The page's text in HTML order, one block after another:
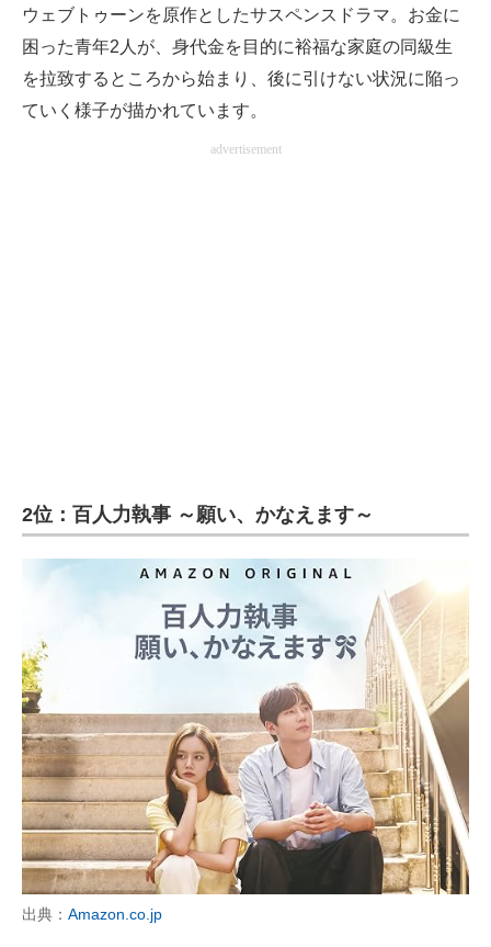
ウェブトゥーンを原作としたサスペンスドラマ。お金に
困った青年2人が、身代金を目的に裕福な家庭の同級生
を拉致するところから始まり、後に引けない状況に陥っ
ていく様子が描かれています。
advertisement
2位：百人力執事 ～願い、かなえます～
出典： Amazon.co.jp